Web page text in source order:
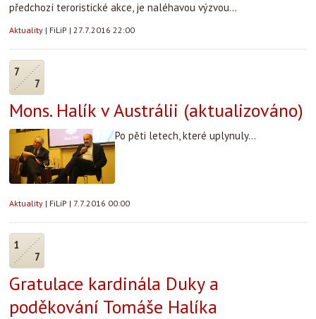
předchozí teroristické akce, je naléhavou výzvou...
Aktuality | FiLiP | 27.7.2016 22:00
7
7
Mons. Halík v Austrálii (aktualizováno)
Po pěti letech, které uplynuly...
Aktuality | FiLiP | 7.7.2016 00:00
1
7
Gratulace kardinála Duky a
poděkování Tomáše Halíka